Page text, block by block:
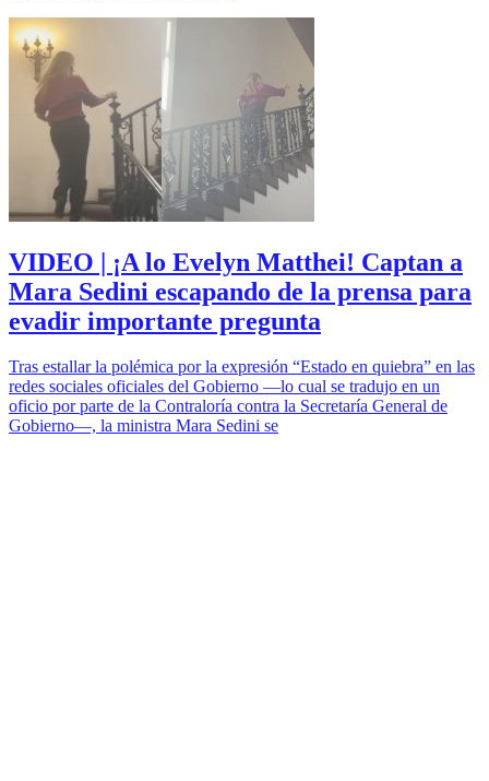
VIDEO | ¡A lo Evelyn Matthei! Captan a
Mara Sedini escapando de la prensa para
evadir importante pregunta
Tras estallar la polémica por la expresión “Estado en quiebra” en las
redes sociales oficiales del Gobierno —lo cual se tradujo en un
oficio por parte de la Contraloría contra la Secretaría General de
Gobierno—, la ministra Mara Sedini se